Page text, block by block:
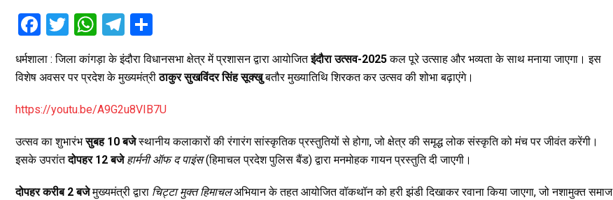
F
ce
o
o
k
T
wi
tt
er
W
at
A
p
p
T
el
e
gr
a
m
ar
धर्मशाला : जिला कांगड़ा के इंदौरा विधानसभा क्षेत्र में प्रशासन द्वारा आयोजितइंदौरा उत्सव-2025कल पूरे उत्साह और भव्यता के साथ मनाया जाएगा। इस
विशेष अवसर पर प्रदेश के मुख्यमंत्रीठाकुर सुखविंदर सिंह सूक्खुबतौर मुख्यातिथि शिरकत कर उत्सव की शोभा बढ़ाएंगे।
https://youtu.be/A9G2u8VIB7U
उत्सव का शुभारंभसुबह 10 बजेस्थानीय कलाकारों की रंगारंग सांस्कृतिक प्रस्तुतियों से होगा, जो क्षेत्र की समृद्ध लोक संस्कृति को मंच पर जीवंत करेंगी।
इसके उपरांतदोपहर 12 बजे हार्मनी ऑफ द पाइंस(हिमाचल प्रदेश पुलिस बैंड) द्वारा मनमोहक गायन प्रस्तुति दी जाएगी।
दोपहर करीब 2 बजेमुख्यमंत्री द्वारा चिट्टा मुक्त हिमाचलअभियान के तहत आयोजित वॉकथॉन को हरी झंडी दिखाकर रवाना किया जाएगा, जो नशामुक्त समाज